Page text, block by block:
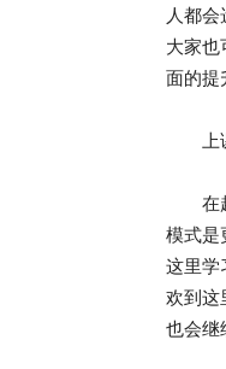
人都
大家也
面的提
上
在趣
模式是
这里学
欢到这
也会继